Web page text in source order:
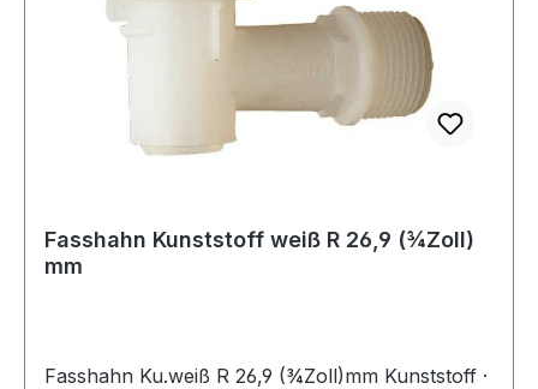
Fasshahn Kunststoff weiß R 26,9 (¾Zoll)
mm
Fasshahn Ku.weiß R 26,9 (¾Zoll)mm Kunststoff ·